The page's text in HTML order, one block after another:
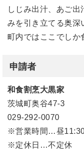
しじみ出汁、あご
みを引き立てる奥深
町内ではここでしか
申請者
和食割烹大黒家
茨城町奥谷47-3
029-292-0070
※営業時間…昼
※定休日…不定休